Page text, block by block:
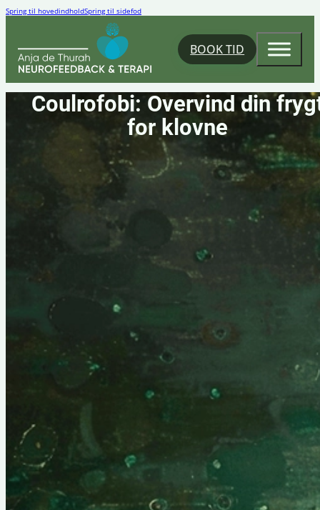
Spring til hovedindholdSpring til sidefod
BOOK TID
Coulrofobi: Overvind din
for klovne